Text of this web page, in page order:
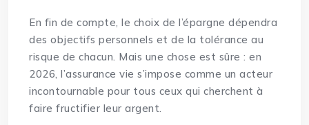
En fin de compte, le choix de l’épargne dépendra
des objectifs personnels et de la tolérance au
risque de chacun. Mais une chose est sûre : en
2026, l’assurance vie s’impose comme un acteur
incontournable pour tous ceux qui cherchent à
faire fructifier leur argent.